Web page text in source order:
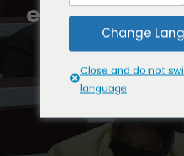
en la
de la
Change
Close and do not
language